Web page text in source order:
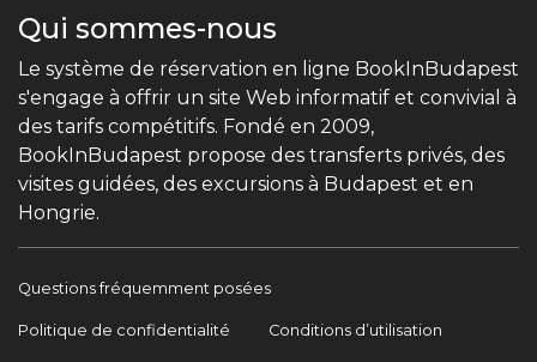
Qui sommes-nous
Le système de réservation en ligne BookInBudapest
s'engage à offrir un site Web informatif et convivial à
des tarifs compétitifs. Fondé en 2009,
BookInBudapest propose des transferts privés, des
visites guidées, des excursions à Budapest et en
Hongrie.
Questions fréquemment posées
Politique de confidentialité Conditions d’utilisation